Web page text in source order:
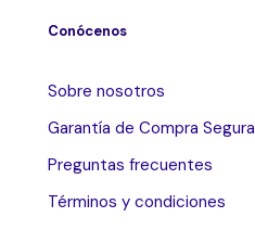
Conócenos
Sobre nosotros
Garantía de Compra Segura
Preguntas frecuentes
Términos y condiciones